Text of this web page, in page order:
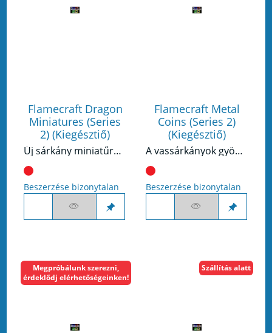
Flamecraft Dragon
Miniatures (Series
2) (Kiegésztiő)
Új sárkány miniatűrök a Flamecrafthoz - Series 2
Beszerzése bizonytalan
Flamecraft Metal
Coins (Series 2)
(Kiegésztiő)
A vassárkányok gyönyörű érméket készítettek nektek! Mindegyik érmén a játék egy másik sárkánytípusa, a másik oldalon pedig az új Flamecraft címer látható.
Beszerzése bizonytalan
Megpróbálunk szerezni,
érdeklődj elérhetőségeinken!
Szállítás alatt